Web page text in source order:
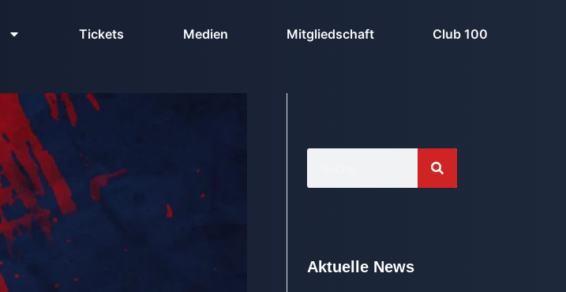
Tickets Medien Mitgliedschaft Club 100
Aktuelle News